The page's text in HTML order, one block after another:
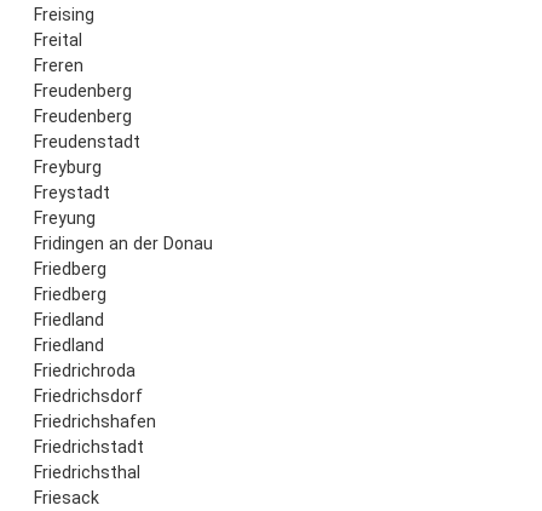
Freising
Freital
Freren
Freudenberg
Freudenberg
Freudenstadt
Freyburg
Freystadt
Freyung
Fridingen an der Donau
Friedberg
Friedberg
Friedland
Friedland
Friedrichroda
Friedrichsdorf
Friedrichshafen
Friedrichstadt
Friedrichsthal
Friesack